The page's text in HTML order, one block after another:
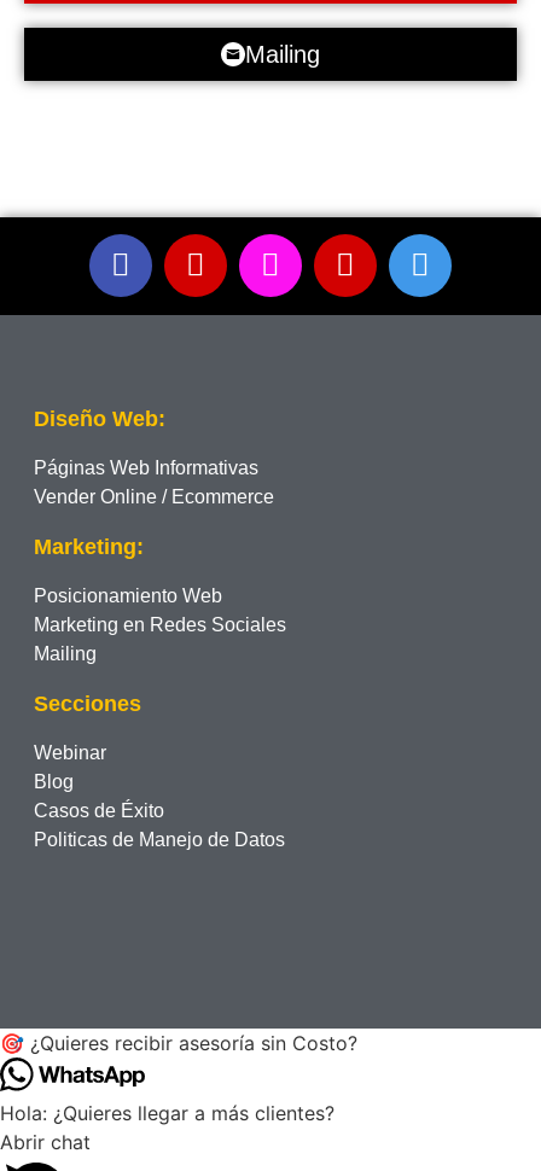
Mailing
Diseño Web:
Páginas Web Informativas
Vender Online / Ecommerce
Marketing:
Posicionamiento Web
Marketing en Redes Sociales
Mailing
Secciones
Webinar
Blog
Casos de Éxito
Politicas de Manejo de Datos
🎯 ¿Quieres recibir asesoría sin Costo?
Hola: ¿Quieres llegar a más clientes?
Abrir chat